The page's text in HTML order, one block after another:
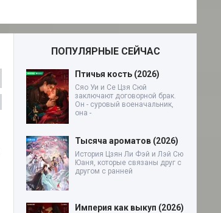
ПОПУЛЯРНЫЕ СЕЙЧАС
Птичья кость (2026)
Сяо Уи и Се Цзя Сюй
заключают договорной брак.
Он - суровый военачальник,
она -
Тысяча ароматов (2026)
История Цзян Ли Фэй и Лэй Сю
Юаня, которые связаны друг с
другом с ранней
Империя как выкуп (2026)